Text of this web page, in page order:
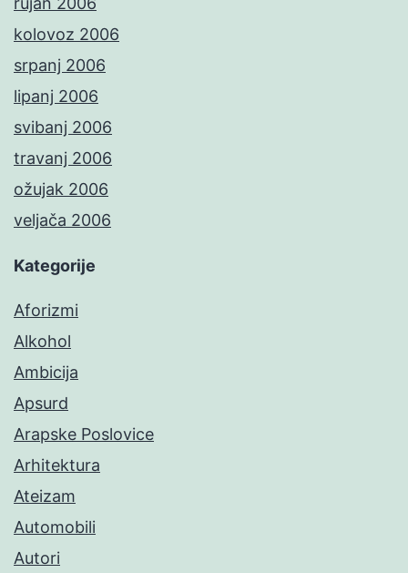
kolovoz 2006
srpanj 2006
lipanj 2006
svibanj 2006
travanj 2006
ožujak 2006
veljača 2006
Kategorije
Aforizmi
Alkohol
Ambicija
Apsurd
Arapske Poslovice
Arhitektura
Ateizam
Automobili
Autori